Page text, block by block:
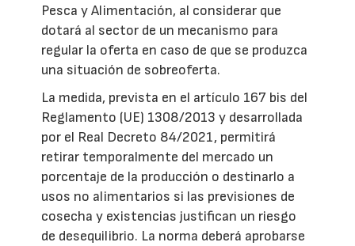
Pesca y Alimentación, al considerar que
dotará al sector de un mecanismo para
regular la oferta en caso de que se produzca
una situación de sobreoferta.
La medida, prevista en el artículo 167 bis del
Reglamento (UE) 1308/2013 y desarrollada
por el Real Decreto 84/2021, permitirá
retirar temporalmente del mercado un
porcentaje de la producción o destinarlo a
usos no alimentarios si las previsiones de
cosecha y existencias justifican un riesgo
de desequilibrio. La norma deberá aprobarse